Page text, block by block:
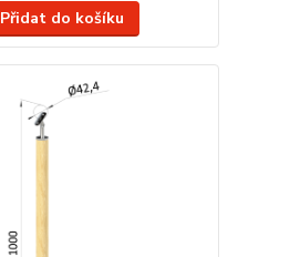
Přidat do košíku